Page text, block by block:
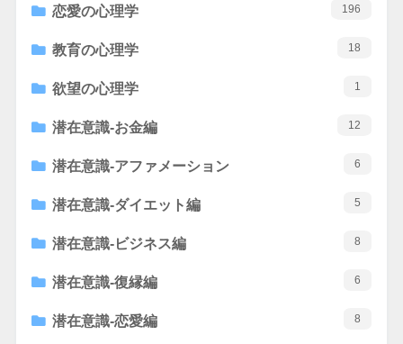
恋愛の心理学 196
教育の心理学 18
欲望の心理学 1
潜在意識-お金編 12
潜在意識-アファメーション 6
潜在意識-ダイエット編 5
潜在意識-ビジネス編 8
潜在意識-復縁編 6
潜在意識-恋愛編 8